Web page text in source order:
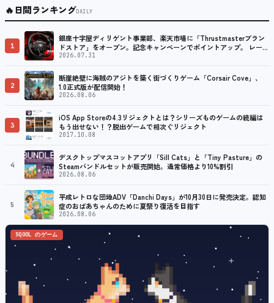
🔥日間ランキングDAILY
1
銀座十字屋ディリゲント事業部、楽天市場に「Thrustmasterブラン
ドストア」をオープン。記念キャンペーンでポイントアップ。 レーシ
ング／フライトシム向けコントローラーを中心に、幅広くラインナッ
2026.07.31
2
断崖絶壁に海賊のアジトを築く街づくりゲーム「Corsair Cove」、
1.0正式版が配信開始！
2026.08.06
3
iOS App Storeの4.3リジェクトとは？シリーズものゲームの続編は
もう出せない！？脱出ゲームで相次ぐリジェクト
2017.10.08
4
デスクトップマスコットアプリ「Sill Cats」と「Tiny Pasture」の
Steamバンドルセットが販売開始。通常価格より10%割引
2026.08.06
5
平成レトロな団地ADV「Danchi Days」が10月30日に発売決定。認知
症のおばあちゃんのために夏祭り復活を目指す
2026.08.06
SQOOL のゲーム